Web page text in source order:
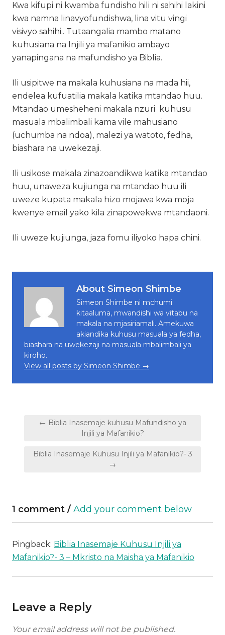
Kwa kifupi ni kwamba fundisho hili ni sahihi lakini
kwa namna linavyofundishwa, lina vitu vingi
visivyo sahihi.. Tutaangalia mambo matano
kuhusiana na Injili ya mafanikio ambayo
yanapingana na mafundisho ya Biblia.
Ili usipitwe na makala kuhusiana na mada hii,
endelea kufuatilia makala katika mtandao huu.
Mtandao umesheheni makala nzuri kuhusu
masuala mbalimbali kama vile mahusiano
(uchumba na ndoa), malezi ya watoto, fedha,
biashara na uwekezaji.
Ili usikose makala zinazoandikwa katika mtandao
huu, unaweza kujiunga na mtandao huu ili
uweze kupata makala hizo mojawa kwa moja
kwenye email yako kila zinapowekwa mtandaoni.
Ili uweze kujiunga, jaza fomu iliyoko hapa chini.
About Simeon Shimbe
Simeon Shimbe ni mchumi
kitaaluma, mwandishi wa vitabu na
makala na mjasiriamali. Amekuwa
akiandika kuhusu masuala ya fedha,
biashara na uwekezaji na masuala mbalimbali ya
kiroho.
View all posts by Simeon Shimbe →
Post
navigation
← Biblia Inasemaje kuhusu Mafundisho ya
Injili ya Mafanikio?
Biblia Inasemaje Kuhusu Injili ya Mafanikio?- 3
→
1 comment / Add your comment below
Pingback: Biblia Inasemaje Kuhusu Injili ya
Mafanikio?- 3 – Mkristo na Maisha ya Mafanikio
Leave a Reply
Your email address will not be published.